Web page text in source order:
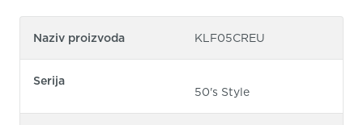
Naziv proizvoda KLF05CREU
Serija
50's Style